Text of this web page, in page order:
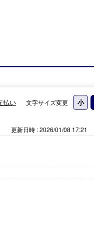
文字サイズ変更
払い
更新日時 : 2026/01/08 17:21